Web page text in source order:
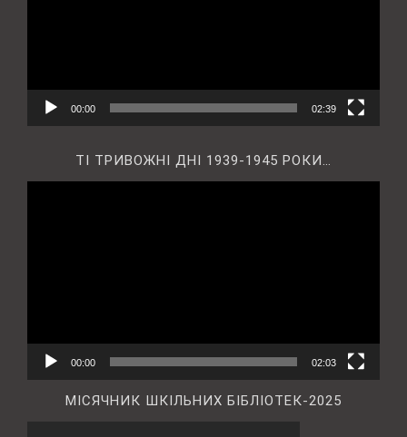
00:00 02:39
ТІ ТРИВОЖНІ ДНІ 1939-1945 РОКИ…
00:00 02:03
МІСЯЧНИК ШКІЛЬНИХ БІБЛІОТЕК-2025